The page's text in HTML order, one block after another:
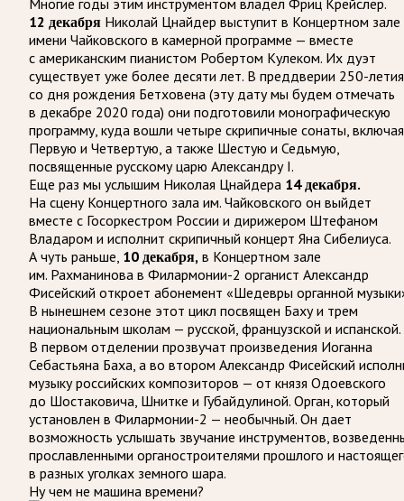
12 декабря Николай Цнайдер выступит в Концертном зале
имени Чайковского в камерной программе — вместе
с американским пианистом Робертом Кулеком. Их дуэт
существует уже более десяти лет. В преддверии 250-летия
со дня рождения Бетховена (эту дату мы будем отмечать
в декабре 2020 года) они подготовили монографическую
программу, куда вошли четыре скрипичные сонаты, включая
Первую и Четвертую, а также Шестую и Седьмую,
посвященные русскому царю Александру I.
Еще раз мы услышим Николая Цнайдера 14 декабря.
На сцену Концертного зала им. Чайковского он выйдет
вместе с Госоркестром России и дирижером Штефаном
Владаром и исполнит скрипичный концерт Яна Сибелиуса.
А чуть раньше, 10 декабря, в Концертном зале
им. Рахманинова в Филармонии-2 органист Александр
Фисейский откроет абонемент «Шедевры органной
В нынешнем сезоне этот цикл посвящен Баху и трем
национальным школам — русской, французской и испанской.
В первом отделении прозвучат произведения Иоганна
Себастьяна Баха, а во втором Александр Фисейский
музыку российских композиторов — от князя Одоевского
до Шостаковича, Шнитке и Губайдулиной. Орган, который
установлен в Филармонии-2 — необычный. Он дает
возможность услышать звучание инструментов,
прославленными органостроителями прошлого и
в разных уголках земного шара.
Ну чем не машина времени?